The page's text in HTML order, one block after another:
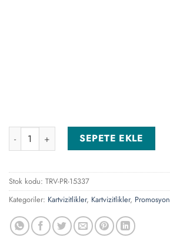
KVZ-010 Kartvizitlik adetSEPETE EKLE
Stok kodu: TRV-PR-15337
Kategoriler: Kartvizitlikler, Kartvizitlikler, Promosyon